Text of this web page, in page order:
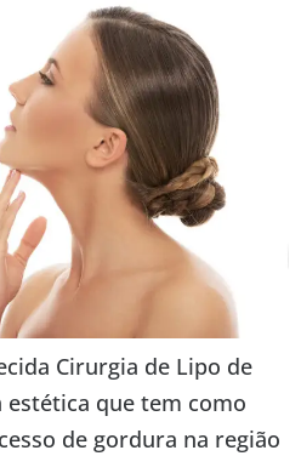
Cirurgia de Lipo de
estética que tem como
de gordura na região